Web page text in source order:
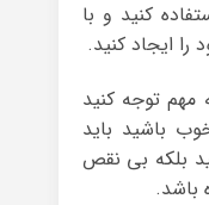
کنید و با
ایجاد کنید.
مهم توجه کنید
باشید باید
بلکه بی نقص
باشد.